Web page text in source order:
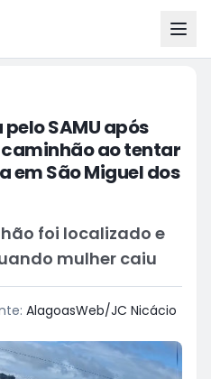
SAMU após
ao tentar
São Miguel dos
foi localizado e
mulher caiu
AlagoasWeb/JC Nicácio